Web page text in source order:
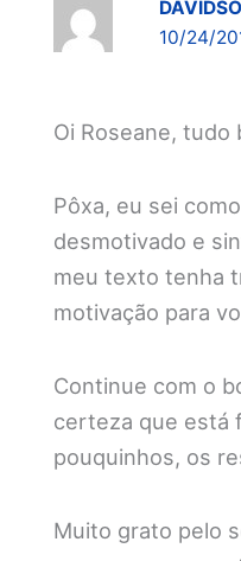
10/24/
Oi Roseane, tudo
Pôxa, eu sei
desmotivado e
meu texto tenha
motivação para
Continue com o
certeza que está
pouquinhos, os
Muito grato pelo